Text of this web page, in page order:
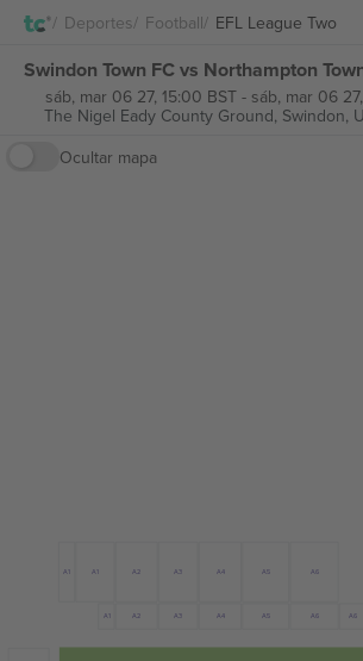
Deportes Football EFL League Two
Iniciar
sáb, mar 06 27, 15:00 BST- sáb, mar 06
The Nigel Eady County Ground, Swindon,
Ocultar mapa
A1 A2 A3 A4 A5 A6 A6
A1 A1 A2 A3 A4 A5 A6